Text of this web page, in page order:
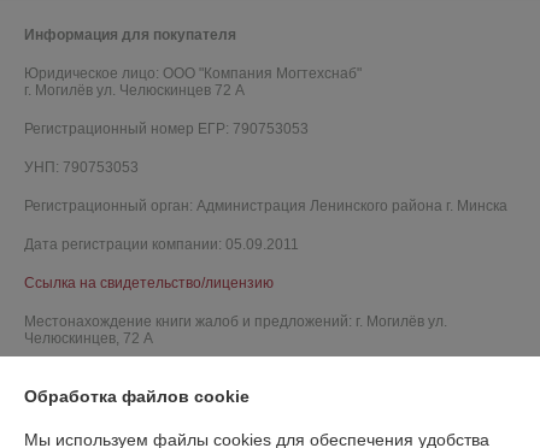
Информация для покупателя
Юридическое лицо: ООО "Компания Могтехснаб"
г. Могилёв ул. Челюскинцев 72 А
Регистрационный номер ЕГР: 790753053
УНП: 790753053
Регистрационный орган: Администрация Ленинского района г. Минска
Дата регистрации компании: 05.09.2011
Ссылка на свидетельство/лицензию
Местонахождение книги жалоб и предложений: г. Могилёв ул.
Челюскинцев, 72 А
Обработка файлов cookie
Мы используем файлы cookies для обеспечения удобства